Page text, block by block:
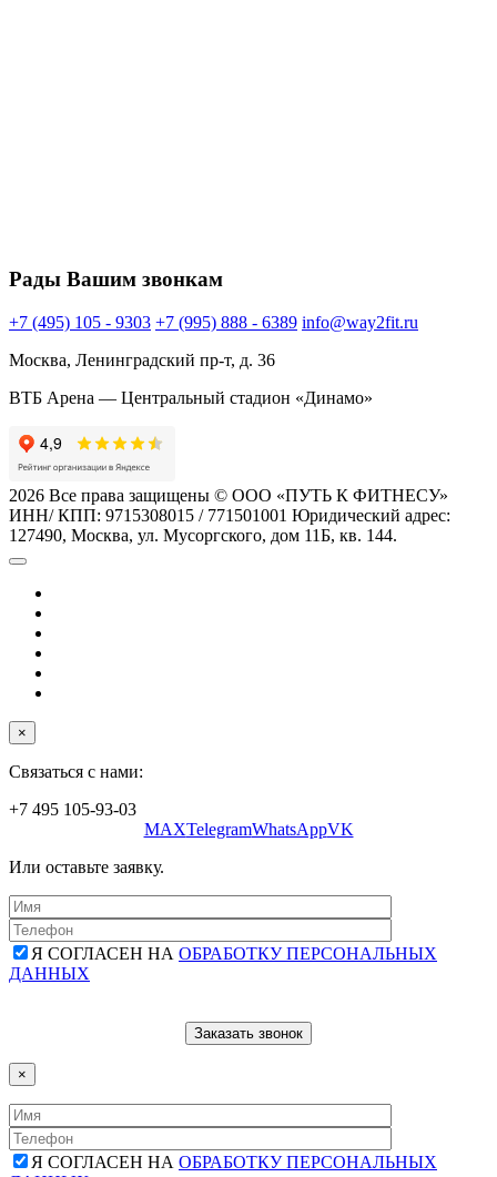
Рады Вашим звонкам
+7 (495) 105 - 9303 +7 (995) 888 - 6389 info@way2fit.ru
Москва, Ленинградский пр-т, д. 36
ВТБ Арена — Центральный стадион «Динамо»
2026 Все права защищены © ООО «ПУТЬ К ФИТНЕСУ»
ИНН/ КПП: 9715308015 / 771501001 Юридический адрес:
127490, Москва, ул. Мусоргского, дом 11Б, кв. 144.
×
Связаться с нами:
+7 495 105-93-03
MAXTelegramWhatsAppVK
Или оставьте заявку.
Я СОГЛАСЕН НА ОБРАБОТКУ ПЕРСОНАЛЬНЫХ
ДАННЫХ
×
Я СОГЛАСЕН НА ОБРАБОТКУ ПЕРСОНАЛЬНЫХ